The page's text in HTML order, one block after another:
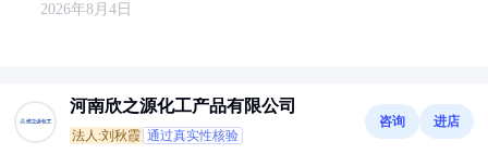
2026年8月4日
河南欣之源化工产品有限公司
法人:刘秋霞 通过真实性核验
咨询 进店